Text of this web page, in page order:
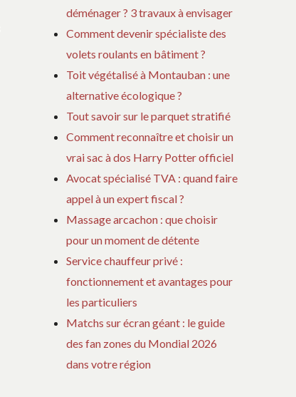
déménager ? 3 travaux à envisager
Comment devenir spécialiste des
volets roulants en bâtiment ?
Toit végétalisé à Montauban : une
alternative écologique ?
Tout savoir sur le parquet stratifié
Comment reconnaître et choisir un
vrai sac à dos Harry Potter officiel
Avocat spécialisé TVA : quand faire
appel à un expert fiscal ?
Massage arcachon : que choisir
pour un moment de détente
Service chauffeur privé :
fonctionnement et avantages pour
les particuliers
Matchs sur écran géant : le guide
des fan zones du Mondial 2026
dans votre région